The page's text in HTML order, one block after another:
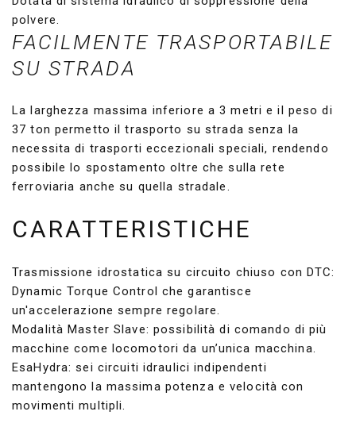
polvere.
FACILMENTE TRASPORTABILE
SU STRADA
La larghezza massima inferiore a 3 metri e il peso di
37 ton permetto il trasporto su strada senza la
necessita di trasporti eccezionali speciali, rendendo
possibile lo spostamento oltre che sulla rete
ferroviaria anche su quella stradale.
CARATTERISTICHE
Trasmissione idrostatica su circuito chiuso con DTC:
Dynamic Torque Control che garantisce
un'accelerazione sempre regolare.
Modalità Master Slave: possibilità di comando di più
macchine come locomotori da un’unica macchina.
EsaHydra: sei circuiti idraulici indipendenti
mantengono la massima potenza e velocità con
movimenti multipli.